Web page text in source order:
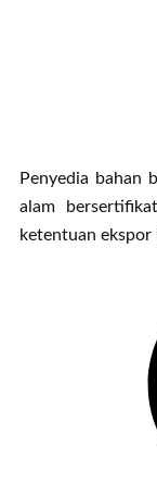
Penyedia bahan
alam
ketentuan ekspor